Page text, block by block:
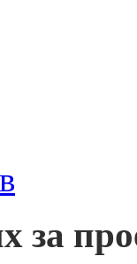
за